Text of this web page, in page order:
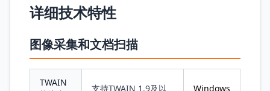
详细技术特性
图像采集和文档扫描
TWAIN
支持TWAIN 1.9及以
Windows